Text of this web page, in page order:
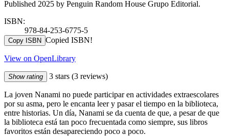
Published 2025 by Penguin Random House Grupo Editorial.
ISBN:
978-84-253-6775-5
Copy ISBN Copied ISBN!
View on OpenLibrary
Show rating 3 stars (3 reviews)
La joven Nanami no puede participar en actividades extraescolares
por su asma, pero le encanta leer y pasar el tiempo en la biblioteca,
entre historias. Un día, Nanami se da cuenta de que, a pesar de que
la biblioteca está tan poco frecuentada como siempre, sus libros
favoritos están desapareciendo poco a poco.